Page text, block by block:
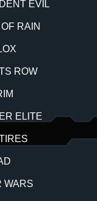
EVIL
RAIN
ROW
ELITE
WARS